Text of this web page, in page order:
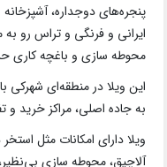
پنجره‌های دوجداره،
ایرانی و فرنگی و تراس رو
محوطه سازی و باغچه کاری
به جاده اصلی، مراکز خرید
ویلا دارای امکانات مثل
آلاچیق، محوطه سازی